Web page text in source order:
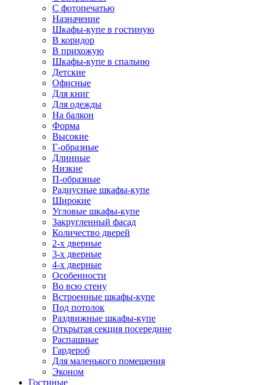
С фотопечатью
Назначение
Шкафы-купе в гостиную
В коридор
В прихожую
Шкафы-купе в спальню
Детские
Офисные
Для книг
Для одежды
На балкон
Форма
Высокие
Г-образные
Длинные
Низкие
П-образные
Радиусные шкафы-купе
Широкие
Угловые шкафы-купе
Закругленный фасад
Количество дверей
2-х дверные
3-х дверные
4-х дверные
Особенности
Во всю стену
Встроенные шкафы-купе
Под потолок
Раздвижные шкафы-купе
Открытая секция посередине
Распашные
Гардероб
Для маленького помещения
Эконом
Гостиные